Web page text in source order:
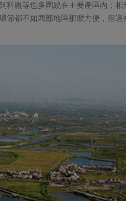
料廠等也多圍繞在主要產區內；相
節都不如西部地區那麼方便，但這